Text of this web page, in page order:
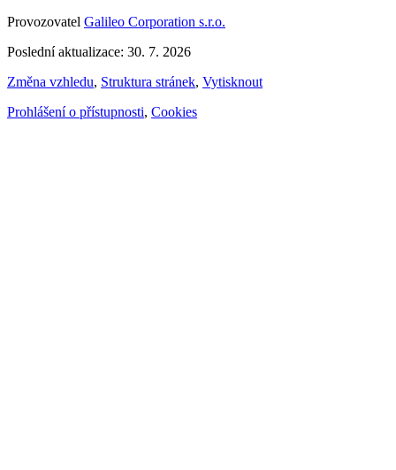
Provozovatel Galileo Corporation s.r.o.
Poslední aktualizace: 30. 7. 2026
Změna vzhledu, Struktura stránek, Vytisknout
Prohlášení o přístupnosti, Cookies